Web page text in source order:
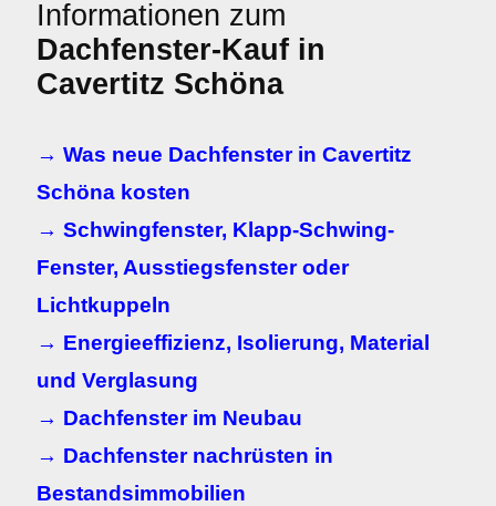
Informationen zum
Dachfenster-Kauf in
Cavertitz Schöna
→ Was neue Dachfenster in Cavertitz
Schöna kosten
→ Schwingfenster, Klapp-Schwing-
Fenster, Ausstiegsfenster oder
Lichtkuppeln
→ Energieeffizienz, Isolierung, Material
und Verglasung
→ Dachfenster im Neubau
→ Dachfenster nachrüsten in
Bestandsimmobilien